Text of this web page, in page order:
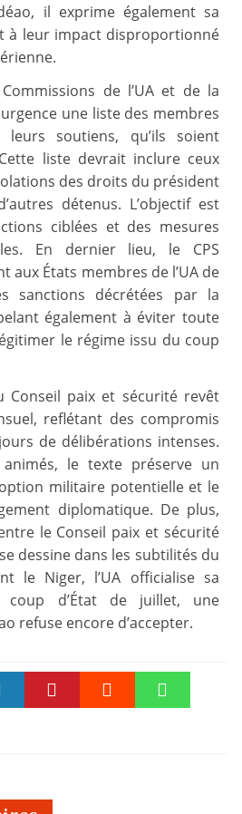
il exprime également sa
à leur impact disproportionné
de l’UA et de la
une liste des membres
soutiens, qu’ils soient
liste devrait inclure ceux
des droits du président
détenus. L’objectif est
ciblées et des mesures
En dernier lieu, le CPS
aux États membres de l’UA de
sanctions décrétées par la
également à éviter toute
le régime issu du coup
Conseil paix et sécurité revêt
reflétant des compromis
de délibérations intenses.
le texte préserve un
militaire potentielle et le
diplomatique. De plus,
le Conseil paix et sécurité
dessine dans les subtilités du
le Niger, l’UA officialise sa
coup d’État de juillet, une
refuse encore d’accepter.